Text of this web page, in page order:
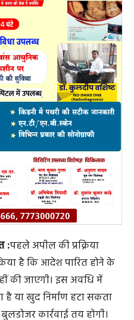
:पहले अपील की प्रक्रिया
है कि आदेश पारित होने के
की जाएगी। इस अवधि में
है या खुद निर्माण हटा सकता
कार्रवाई तय होगी।